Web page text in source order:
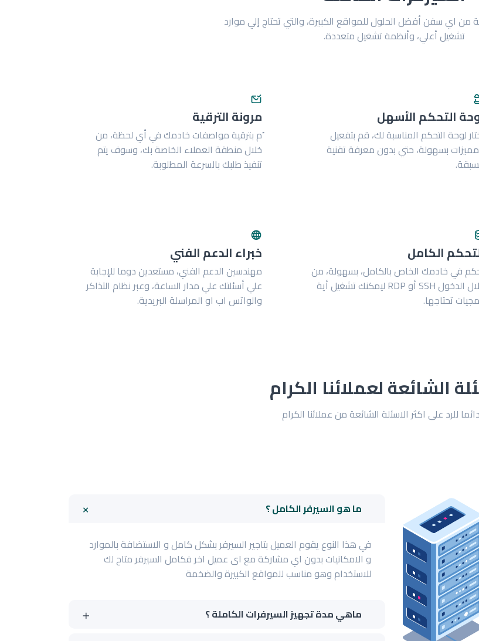
من اي سفن أفضل الحلول للمواقع الكبيرة، والتي تحتاج إلي موارد
تشغيل أعلي، وأنظمة تشغيل متعددة.
التحكم الأسهل
لوحة التحكم المناسبة لك، قم بتفعيل
بسهولة، حتي بدون معرفة تقنية
مرونة الترقية
ُم بترقية مواصفات خادمك في أي لحظة، من
خلال منطقة العملاء الخاصة بك، وسوف يتم
تنفيذ طلبك بالسرعة المطلوبة.
الكامل
في خادمك الخاص بالكامل، بسهولة، من
خلال الدخول SSH أو RDP ليمكنك تشغيل أية
تحتاجها.
خبراء الدعم الفني
مهندسين الدعم الفني، مستعدين دوما للإجابة
علي أسئلتك علي مدار الساعة، وعبر نظام التذاكر
والواتس اب او المراسلة البريدية.
الشائعة لعملائنا الكرام
للرد على اكثر الاسئلة الشائعة من عملائنا الكرام
ما هو السيرفر الكامل ؟
في هذا النوع يقوم العميل بتاجير السيرفر بشكل كامل و الاستضافة بالموارد
و الامكانيات بدون اي مشاركة مع اى عميل اخر فكامل السيرفر متاح لك
للاستخدام وهو مناسب للمواقع الكبيرة والضخمة
ماهي مدة تجهيز السيرفرات الكاملة ؟